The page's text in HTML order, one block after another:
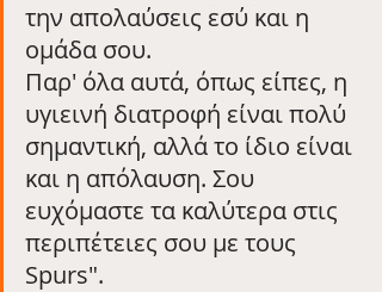
την απολαύσεις εσύ και η
ομάδα σου.
Παρ' όλα αυτά, όπως είπες, η
υγιεινή διατροφή είναι πολύ
σημαντική, αλλά το ίδιο είναι
και η απόλαυση. Σου
ευχόμαστε τα καλύτερα στις
περιπέτειες σου με τους
Spurs".